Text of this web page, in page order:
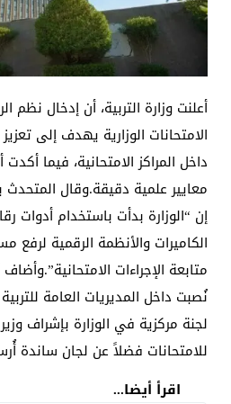
أعلنت وزارة التربية، أن إدخال نظم
الامتحانات الوزارية يهدف إلى
داخل المراكز الامتحانية، فيما
معايير علمية دقيقة.وقال المتحدث
إن “الوزارة بدأت باستخدام أدوات
الكاميرات والأنظمة الرقمية
متابعة الإجراءات
نُصبت داخل المديريات العامة
لجنة مركزية في الوزارة بإشراف وزير
للامتحانات فضلاً عن لجان ساندة
اقرأ أيضا...